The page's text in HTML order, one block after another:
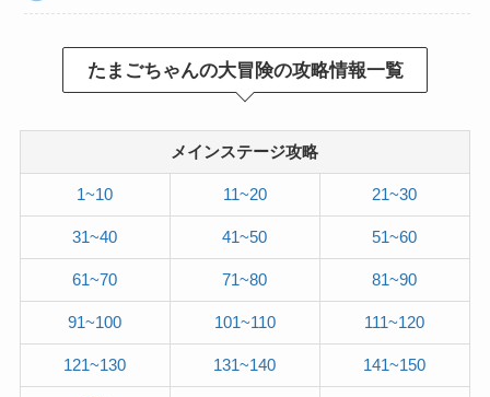
たまごちゃんの大冒険の攻略情報一覧
メインステージ攻略
1~10 11~20 21~30
31~40 41~50 51~60
61~70 71~80 81~90
91~100 101~110 111~120
121~130 131~140 141~150